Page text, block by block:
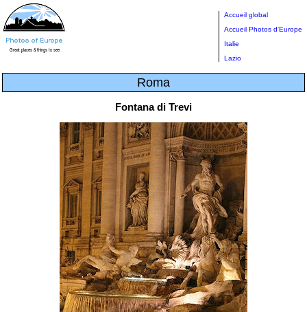
Accueil global
Accueil Photos d'Europe
Italie
Lazio
Roma
Fontana di Trevi